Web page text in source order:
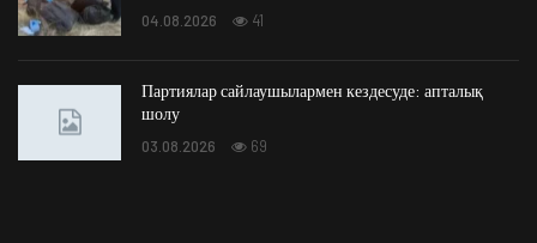
04.08.2026 41
Партиялар сайлаушылармен кездесуде: апталық
шолу
03.08.2026 69